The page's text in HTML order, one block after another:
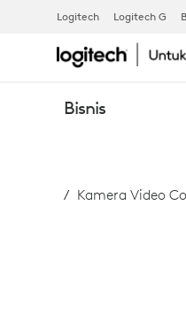
RALLY
BAR
MINI
Logitech Logitech G
Bisnis
Kamera Video